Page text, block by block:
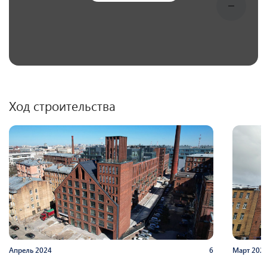
Ход строительства
Апрель 2024 6 Март